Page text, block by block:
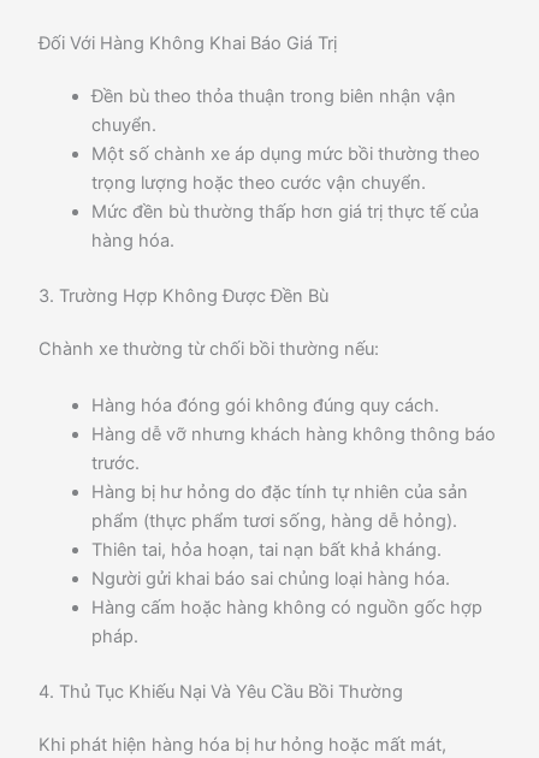
Đối Với Hàng Không Khai Báo Giá Trị
Đền bù theo thỏa thuận trong biên nhận vận
chuyển.
Một số chành xe áp dụng mức bồi thường theo
trọng lượng hoặc theo cước vận chuyển.
Mức đền bù thường thấp hơn giá trị thực tế của
hàng hóa.
3. Trường Hợp Không Được Đền Bù
Chành xe thường từ chối bồi thường nếu:
Hàng hóa đóng gói không đúng quy cách.
Hàng dễ vỡ nhưng khách hàng không thông báo
trước.
Hàng bị hư hỏng do đặc tính tự nhiên của sản
phẩm (thực phẩm tươi sống, hàng dễ hỏng).
Thiên tai, hỏa hoạn, tai nạn bất khả kháng.
Người gửi khai báo sai chủng loại hàng hóa.
Hàng cấm hoặc hàng không có nguồn gốc hợp
pháp.
4. Thủ Tục Khiếu Nại Và Yêu Cầu Bồi Thường
Khi phát hiện hàng hóa bị hư hỏng hoặc mất mát,